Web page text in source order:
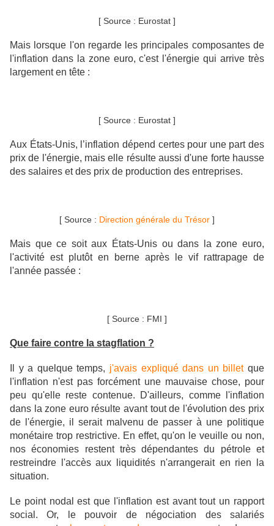
[ Source : Eurostat ]
Mais lorsque l'on regarde les principales composantes de
l'inflation dans la zone euro, c'est l'énergie qui arrive très
largement en tête :
[ Source : Eurostat ]
Aux États-Unis, l’inflation dépend certes pour une part des
prix de l'énergie, mais elle résulte aussi d'une forte hausse
des salaires et des prix de production des entreprises.
[ Source : Direction générale du Trésor ]
Mais que ce soit aux États-Unis ou dans la zone euro,
l'activité est plutôt en berne après le vif rattrapage de
l'année passée :
[ Source : FMI ]
Que faire contre la stagflation ?
Il y a quelque temps, j'avais expliqué dans un billetque
l'inflation n'est pas forcément une mauvaise chose, pour
peu qu'elle reste contenue.
D'ailleurs, comme l'inflation
dans la zone euro résulte avant tout de l'évolution des prix
de l'énergie, il serait malvenu de passer à une politique
monétaire trop restrictive. En effet, qu'on le veuille ou non,
nos économies restent très dépendantes du pétrole et
restreindre l'accès aux liquidités n'arrangerait en rien la
situation.
Le point nodal est que l'inflation est avant tout un rapport
social. Or, le pouvoir de négociation des salariés